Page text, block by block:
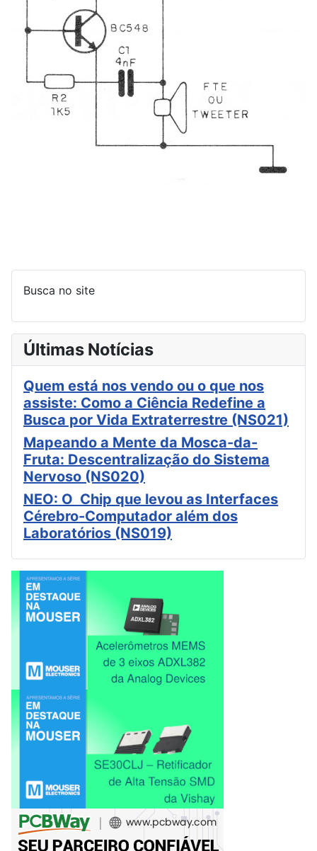
Busca no site
Últimas Notícias
Quem está nos vendo ou o que nos
assiste: Como a Ciência Redefine a
Busca por Vida Extraterrestre (NS021)
Mapeando a Mente da Mosca-da-
Fruta: Descentralização do Sistema
Nervoso (NS020)
NEO: O Chip que levou as Interfaces
Cérebro-Computador além dos
Laboratórios (NS019)